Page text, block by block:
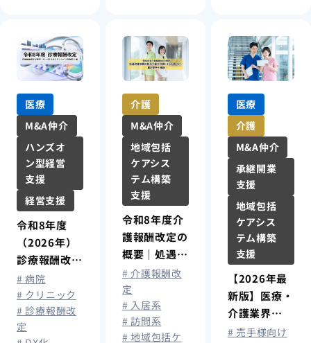
医療
M&A仲介
ハンズオ
ン型経営
支援
経営支援
令和8年度
（2026年）
診療報酬改定
が答申：AI・
ICT活用とオ
ンライン診療
拡大編
# 病院
# クリニック
# 診療報酬改
定
介護
M&A仲介
地域包括
ケアシス
テム構築
支援
令和8年度介
護報酬改定の
概要｜処遇改
善加算拡充で
最大月額1.9
万円賃上げ、
算定要件を解
# 介護報酬改
定
# 入居系
# 訪問系
# 地域包括ケ
医療
介護
M&A仲介
承継開業
支援
地域包括
ケアシス
テム構築
支援
【2026年最
新版】医療・
介護業界
M&A動向と
# 売手様向け